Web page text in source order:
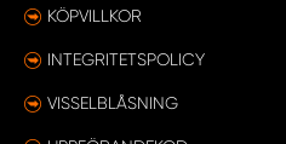
KÖPVILLKOR
INTEGRITETSPOLICY
VISSELBLÅSNING